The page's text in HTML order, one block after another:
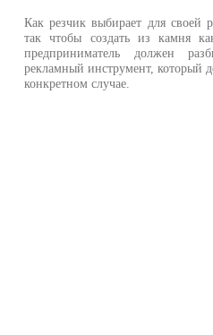
Как резчик выбирает для своей
так чтобы создать из камня
предприниматель должен
рекламный инструмент, который
конкретном случае.